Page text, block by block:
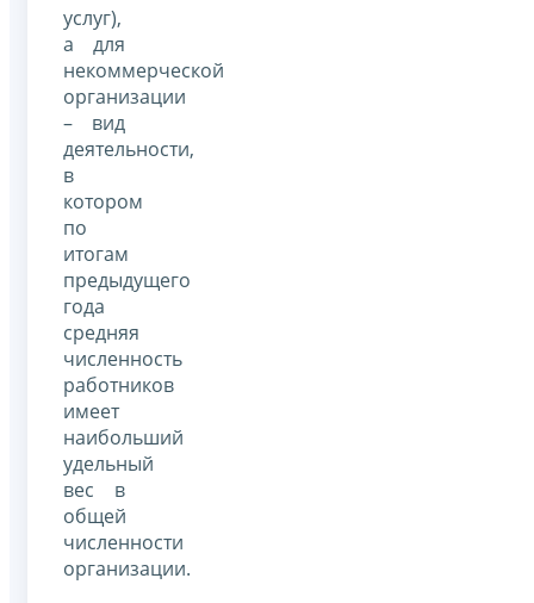
услуг),
а для
некоммерческой
организации
– вид
деятельности,
в
котором
по
итогам
предыдущего
года
средняя
численность
работников
имеет
наибольший
удельный
вес в
общей
численности
организации.